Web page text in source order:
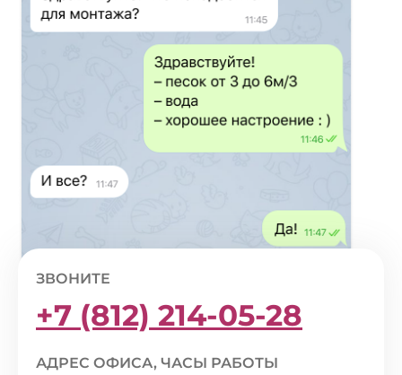
ЗВОНИТЕ
+7 (812) 214-05-28
АДРЕС ОФИСА, ЧАСЫ РАБОТЫ